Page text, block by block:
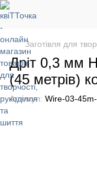
Заготівля для
Дріт 0,3 мм
(45 метрів)
Артикул: Wire-03-